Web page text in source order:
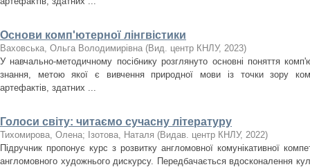
Основи комп'ютерної лінгвістики
Ваховська, Ольга Володимирівна (Вид. центр КНЛУ, 2023)
У навчально-методичному посібнику розглянуто основні поняття
знання, метою якої є вивчення природної мови із точки зору
артефактів, здатних ...
Голоси світу: читаємо сучасну літературу
Тихомирова, Олена; Ізотова, Наталя (Видав. центр КНЛУ, 2022)
Підручник пропонує курс з розвитку англомовної комунікативної
англомовного художнього дискурсу. Передбачається вдосконалення